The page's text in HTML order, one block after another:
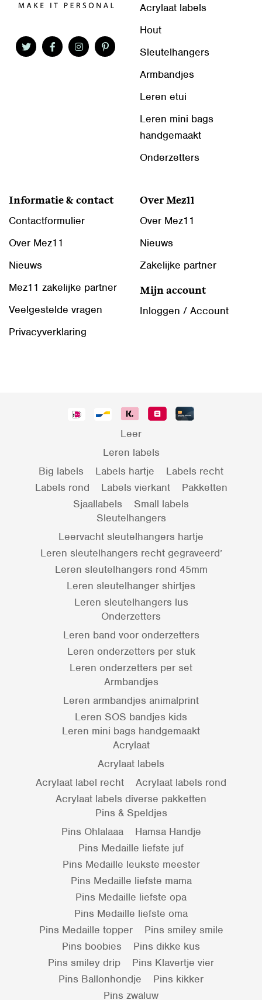
Acrylaat labels
Hout
Sleutelhangers
Armbandjes
Leren etui
Leren mini bags
handgemaakt
Onderzetters
Informatie & contact
Contactformulier
Over Mez11
Nieuws
Mez11 zakelijke partner
Veelgestelde vragen
Privacyverklaring
Over Mez11
Over Mez11
Nieuws
Zakelijke partner
Mijn account
Inloggen / Account
Leer
Leren labels
Big labels
Labels hartje
Labels recht
Labels rond
Labels vierkant
Pakketten
Sjaallabels
Small labels
Sleutelhangers
Leervacht sleutelhangers hartje
Leren sleutelhangers recht gegraveerd’
Leren sleutelhangers rond 45mm
Leren sleutelhanger shirtjes
Leren sleutelhangers lus
Onderzetters
Leren band voor onderzetters
Leren onderzetters per stuk
Leren onderzetters per set
Armbandjes
Leren armbandjes animalprint
Leren SOS bandjes kids
Leren mini bags handgemaakt
Acrylaat
Acrylaat labels
Acrylaat label recht
Acrylaat labels rond
Acrylaat labels diverse pakketten
Pins & Speldjes
Pins Ohlalaaa
Hamsa Handje
Pins Medaille liefste juf
Pins Medaille leukste meester
Pins Medaille liefste mama
Pins Medaille liefste opa
Pins Medaille liefste oma
Pins Medaille topper
Pins smiley smile
Pins boobies
Pins dikke kus
Pins smiley drip
Pins Klavertje vier
Pins Ballonhondje
Pins kikker
Pins zwaluw